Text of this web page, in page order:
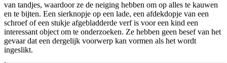
van tandjes, waardoor ze de neiging hebben om op alles te kauwen
en te bijten. Een sierknopje op een lade, een afdekdopje van een
schroef of een stukje afgebladderde verf is voor een kind een
interessant object om te onderzoeken. Ze hebben geen besef van het
gevaar dat een dergelijk voorwerp kan vormen als het wordt
ingeslikt.